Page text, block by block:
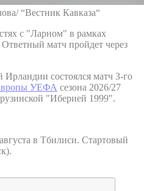
“Вестник Кавказа“
с "Ларном" в рамках
матч пройдет через
Ирландии состоялся матч 3-го
УЕФА сезона 2026/27
"Иберией 1999".
в Тбилиси. Стартовый